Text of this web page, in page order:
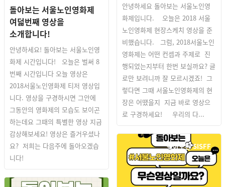
안녕하세요 돌아보는 서울노인영
화제입니다. 오늘은 2018 서울
노인영화제 현장스케치 영상을 준
비했습니다. 그럼, 2018서울노인
영화제는 어떤 컨셉과 주제로 진
행되었는지부터 한번 보실까요? 글
로만 보려니까 잘 모르시겠죠! 그
렇다면 그때 서울노인영화제의 현
장은 어땠을지 지금 바로 영상으
로 구경하세요! 우리의 다...
돌아보는 서울노인영화제
여덟번째 영상을
소개합니다!
안녕하세요! 돌아보는 서울노인영
화제 시간입니다! 오늘은 벌써 8
번째 시간입니다 오늘 영상은
2018서울노인영화제 티저 영상입
니다. 영상을 구경하시면 그안에
그동안의 영화제의 모습도 보이곤
하는데요 그때의 특별한 영상 지금
감상해보세요! 영상은 즐거우셨나
요? 저희는 다음주에 돌아오겠습
니다!
돌아보는 SISFF